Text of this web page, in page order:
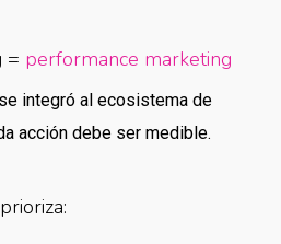
= performance marketing
integró al ecosistema de
acción debe ser medible.